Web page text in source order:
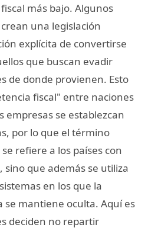
más bajo. Algunos
una legislación
explícita de convertirse
que buscan evadir
de donde provienen. Esto
fiscal" entre naciones
empresas se establezcan
por lo que el término
refiere a los países con
sino que además se utiliza
en los que la
mantiene oculta. Aquí es
deciden no repartir